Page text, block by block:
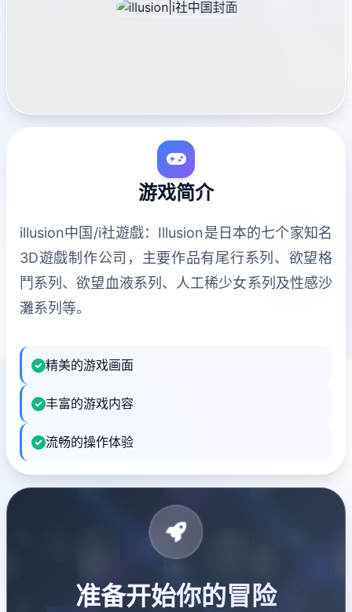
游戏简介
illusion中国/i社遊戲：Illusion是日本的七个家知名
3D遊戲制作公司，主要作品有尾行系列、欲望格
鬥系列、欲望血液系列、人工稀少女系列及性感沙
灘系列等。
精美的游戏画面
丰富的游戏内容
流畅的操作体验
准备开始你的冒险